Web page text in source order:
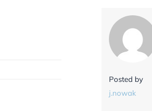
Posted by
j.nowak